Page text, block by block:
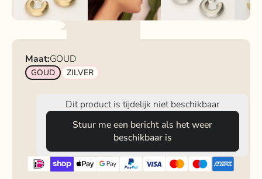
Maat:GOUD
GOUD ZILVER
Dit product is tijdelijk niet beschikbaar
Stuur me een bericht als het weer
beschikbaar is